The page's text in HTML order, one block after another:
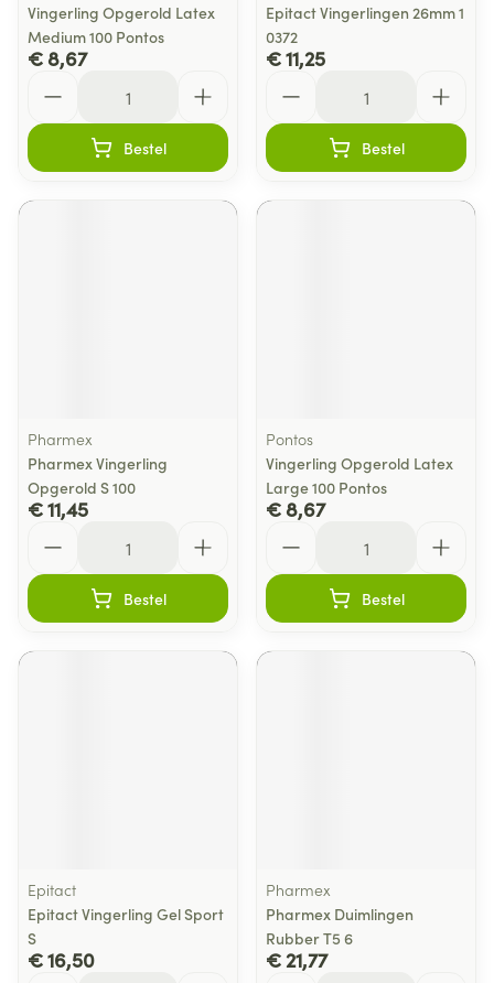
Vingerling Opgerold Latex
Medium 100 Pontos
€ 8,67
Bestel
Epitact Vingerlingen 26mm 1
0372
€ 11,25
Bestel
Pharmex
Pharmex Vingerling
Opgerold S 100
€ 11,45
Bestel
Pontos
Vingerling Opgerold Latex
Large 100 Pontos
€ 8,67
Bestel
Epitact
Epitact Vingerling Gel Sport
S
€ 16,50
Pharmex
Pharmex Duimlingen
Rubber T5 6
€ 21,77